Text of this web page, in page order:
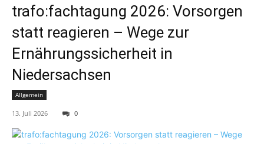
trafo:fachtagung 2026: Vorsorgen
statt reagieren – Wege zur
Ernährungssicherheit in
Niedersachsen
Allgemein
13. Juli 2026 0